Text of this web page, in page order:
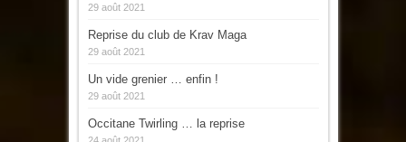
29 août 2021
Reprise du club de Krav Maga
29 août 2021
Un vide grenier … enfin !
29 août 2021
Occitane Twirling … la reprise